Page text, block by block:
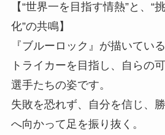
【“世界一を目指す情熱”と、“
化”の共鳴】
『ブルーロック』が描いてい
トライカーを目指し、自らの
選手たちの姿です。
失敗を恐れず、自分を信じ、
へ向かって足を振り抜く。